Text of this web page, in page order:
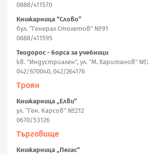
0888/411570
Книжарница “Слово”
бул. “Генерал Столетов” №91
0888/411595
Теодорос - борса за учебници
кв. "Индустриален", ул. "М. Хаританов"
042/670040, 042/264176
Троян
Книжарница „Елви“
ул. “Ген. Карсов” №212
0670/53126
Търговище
Книжарница „Пегас“